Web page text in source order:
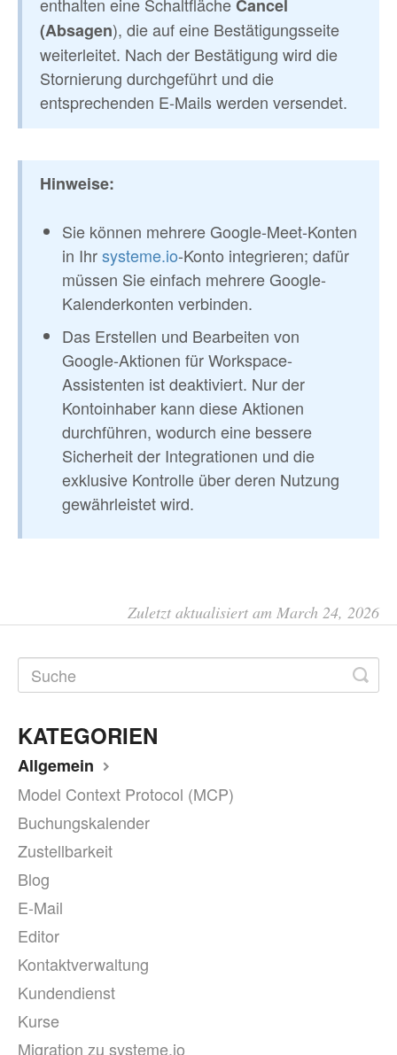
Cancel
(Absagen), die auf eine Bestätigungsseite
weiterleitet. Nach der Bestätigung wird die
Stornierung durchgeführt und die
entsprechenden E-Mails werden versendet.
Hinweise:
Sie können mehrere Google-Meet-Konten
in Ihrsysteme.io-Konto integrieren; dafür
müssen Sie einfach mehrere Google-
Kalenderkonten verbinden.
Das Erstellen und Bearbeiten von
Google-Aktionen für Workspace-
Assistenten ist deaktiviert. Nur der
Kontoinhaber kann diese Aktionen
durchführen, wodurch eine bessere
Sicherheit der Integrationen und die
exklusive Kontrolle über deren Nutzung
gewährleistet wird.
Zuletzt aktualisiert am March 24, 2026
KATEGORIEN
Allgemein
Model Context Protocol (MCP)
Buchungskalender
Zustellbarkeit
Blog
E-Mail
Editor
Kontaktverwaltung
Kundendienst
Kurse
Migration zu systeme.io